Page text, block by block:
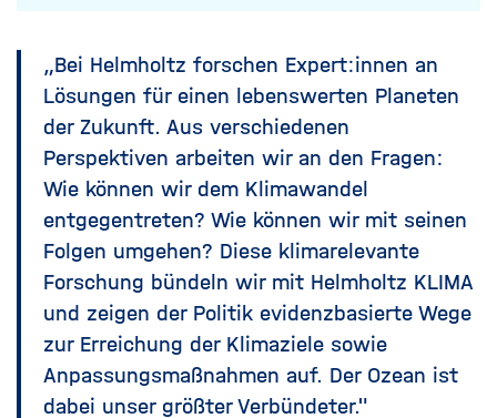
„Bei Helmholtz forschen Expert:innen an
Lösungen für einen lebenswerten Planeten
der Zukunft. Aus verschiedenen
Perspektiven arbeiten wir an den Fragen:
Wie können wir dem Klimawandel
entgegentreten? Wie können wir mit seinen
Folgen umgehen? Diese klimarelevante
Forschung bündeln wir mit Helmholtz KLIMA
und zeigen der Politik evidenzbasierte Wege
zur Erreichung der Klimaziele sowie
Anpassungsmaßnahmen auf. Der Ozean ist
dabei unser größter Verbündeter."